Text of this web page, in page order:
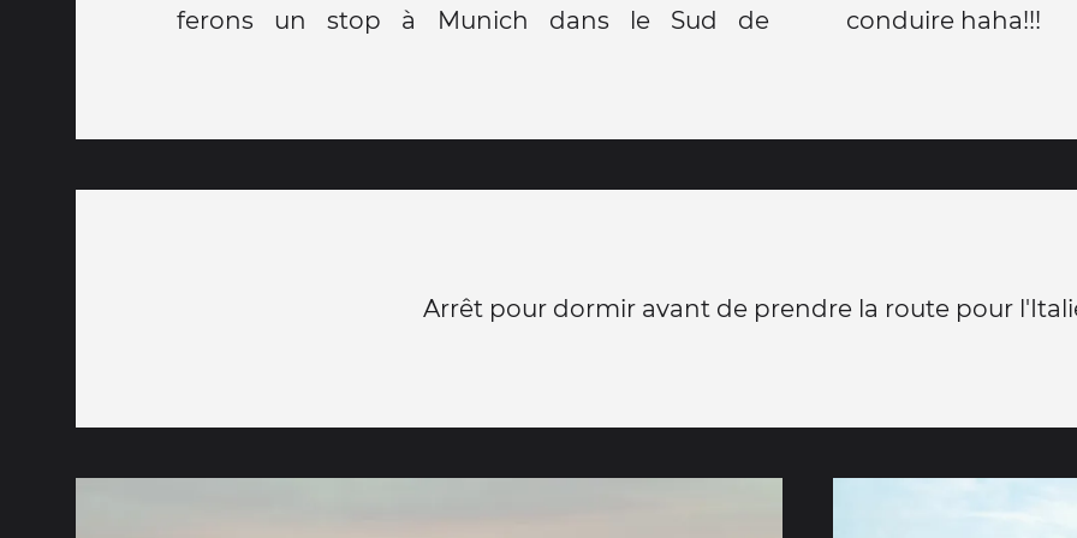
ferons un stop à Munich dans le Sud de conduire haha!!!
Arrêt pour dormir avant de prendre la route pour